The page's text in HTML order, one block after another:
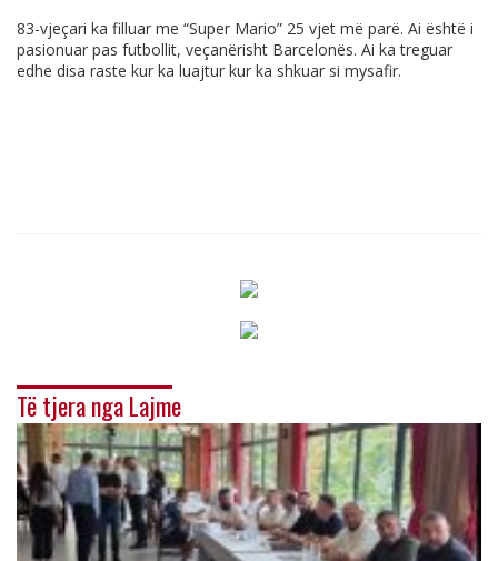
83-vjeçari ka filluar me “Super Mario” 25 vjet më parë. Ai është i
pasionuar pas futbollit, veçanërisht Barcelonës. Ai ka treguar
edhe disa raste kur ka luajtur kur ka shkuar si mysafir.
Të tjera nga Lajme